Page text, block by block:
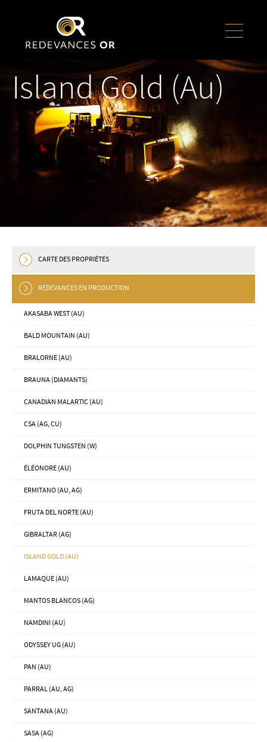
Island Gold (Au)
CARTE DES PROPRIÉTÉS
REDEVANCES EN PRODUCTION
AKASABA WEST (AU)
BALD MOUNTAIN (AU)
BRALORNE (AU)
BRAUNA (DIAMANTS)
CANADIAN MALARTIC (AU)
CSA (AG, CU)
DOLPHIN TUNGSTEN (W)
ÉLÉONORE (AU)
ERMITANO (AU, AG)
FRUTA DEL NORTE (AU)
GIBRALTAR (AG)
ISLAND GOLD (AU)
LAMAQUE (AU)
MANTOS BLANCOS (AG)
NAMDINI (AU)
ODYSSEY UG (AU)
PAN (AU)
PARRAL (AU, AG)
SANTANA (AU)
SASA (AG)